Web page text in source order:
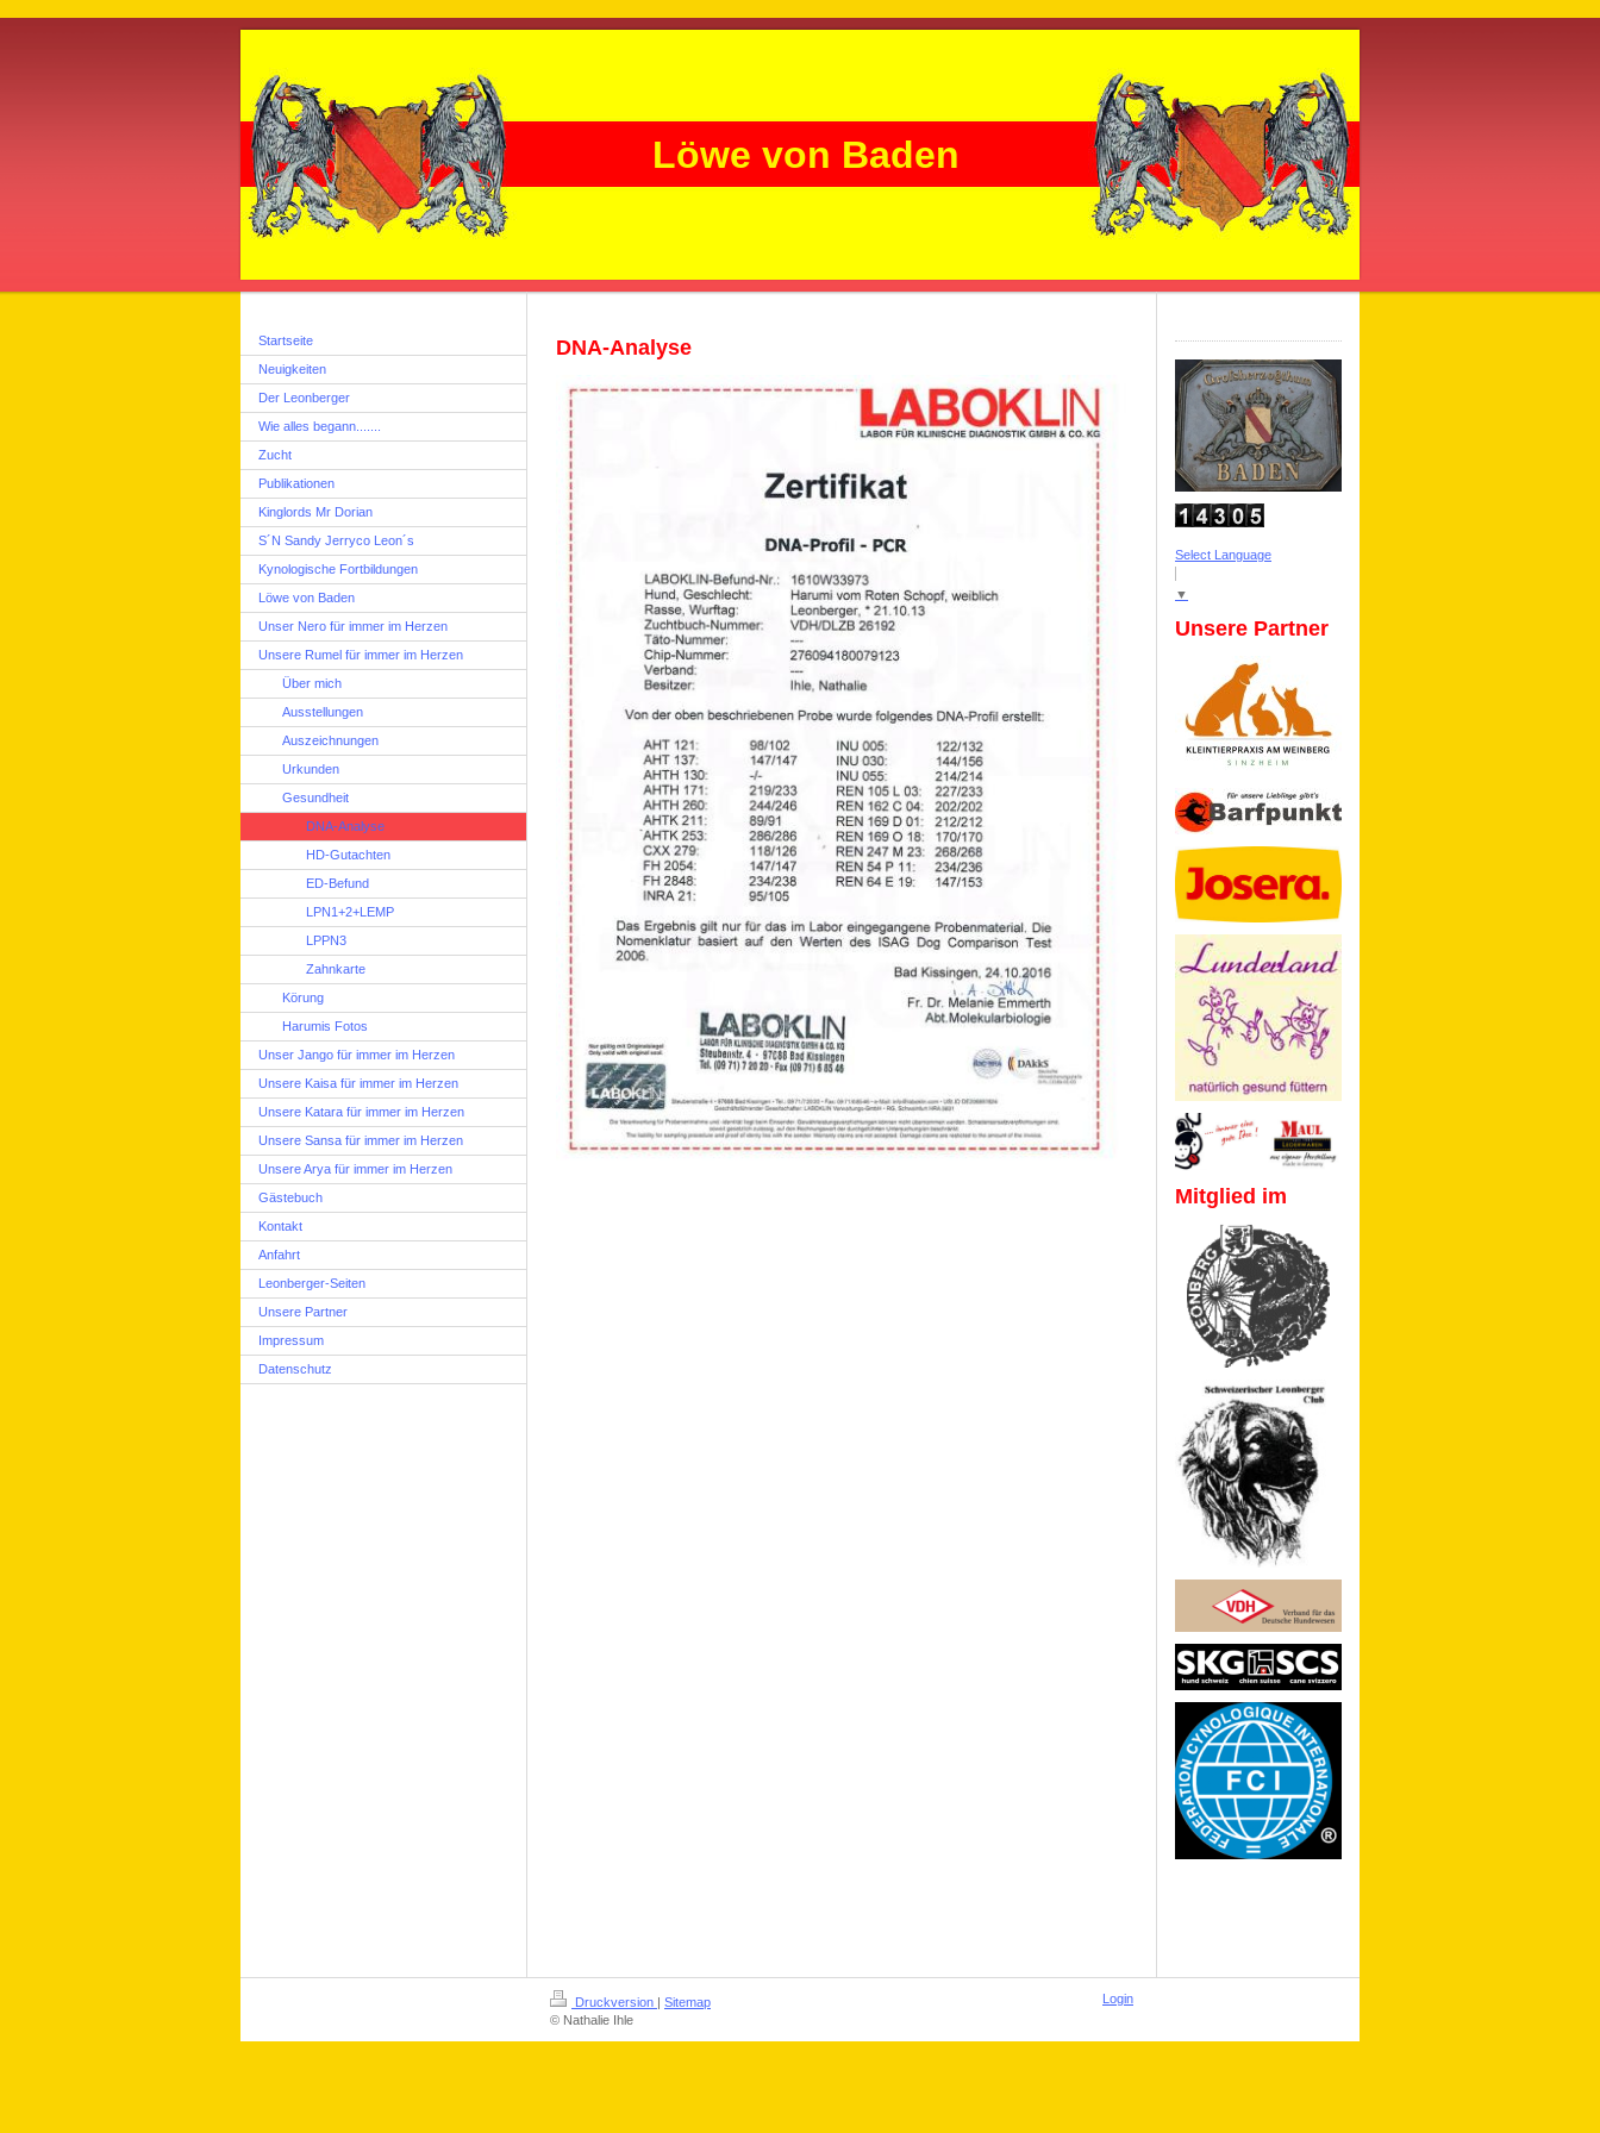
Löwe von Baden
Startseite
Neuigkeiten
Der Leonberger
Wie alles begann.......
Zucht
Publikationen
Kinglords Mr Dorian
S´N Sandy Jerryco Leon´s
Kynologische Fortbildungen
Löwe von Baden
Unser Nero für immer im Herzen
Unsere Rumel für immer im Herzen
Über mich
Ausstellungen
Auszeichnungen
Urkunden
Gesundheit
DNA-Analyse
HD-Gutachten
ED-Befund
LPN1+2+LEMP
LPPN3
Zahnkarte
Körung
Harumis Fotos
Unser Jango für immer im Herzen
Unsere Kaisa für immer im Herzen
Unsere Katara für immer im Herzen
Unsere Sansa für immer im Herzen
Unsere Arya für immer im Herzen
Gästebuch
Kontakt
Anfahrt
Leonberger-Seiten
Unsere Partner
Impressum
Datenschutz
DNA-Analyse
Select Language
▼
Unsere Partner
Mitglied im
Druckversion
Sitemap
© Nathalie Ihle
Login